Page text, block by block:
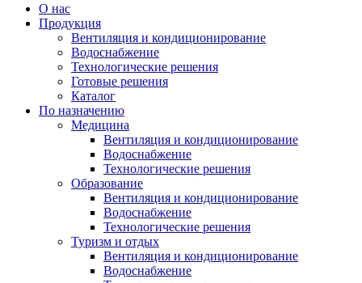
О нас
Продукция
Вентиляция и кондиционирование
Водоснабжение
Технологические решения
Готовые решения
Каталог
По назначению
Медицина
Вентиляция и кондиционирование
Водоснабжение
Технологические решения
Образование
Вентиляция и кондиционирование
Водоснабжение
Технологические решения
Туризм и отдых
Вентиляция и кондиционирование
Водоснабжение